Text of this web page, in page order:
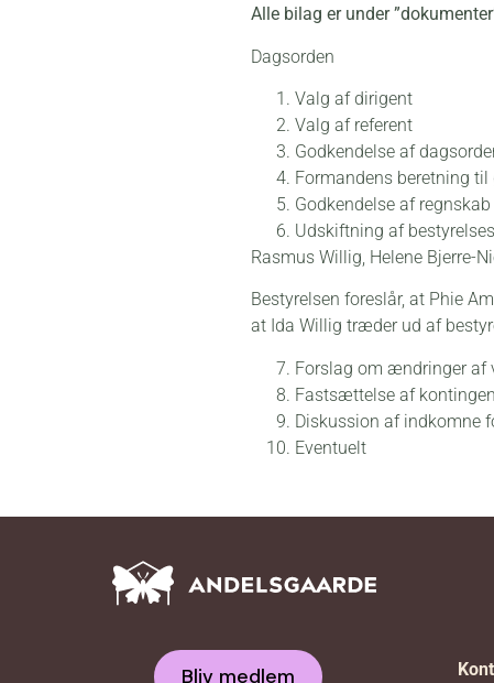
Alle bilag er under
Dagsorden
Valg af dirigent
Valg af referent
Godkendelse af
Formandens beretning
Godkendelse af
Udskiftning af
Rasmus Willig, Helene Bjerre-
Bestyrelsen foreslår, at Phie
at Ida Willig træder ud af
Forslag om ændringer af
Fastsættelse af
Diskussion af indkomne
Eventuelt
Bliv medlem